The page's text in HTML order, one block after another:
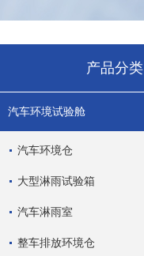
产品分类
汽车环境试验舱
汽车环境仓
大型淋雨试验箱
汽车淋雨室
整车排放环境仓